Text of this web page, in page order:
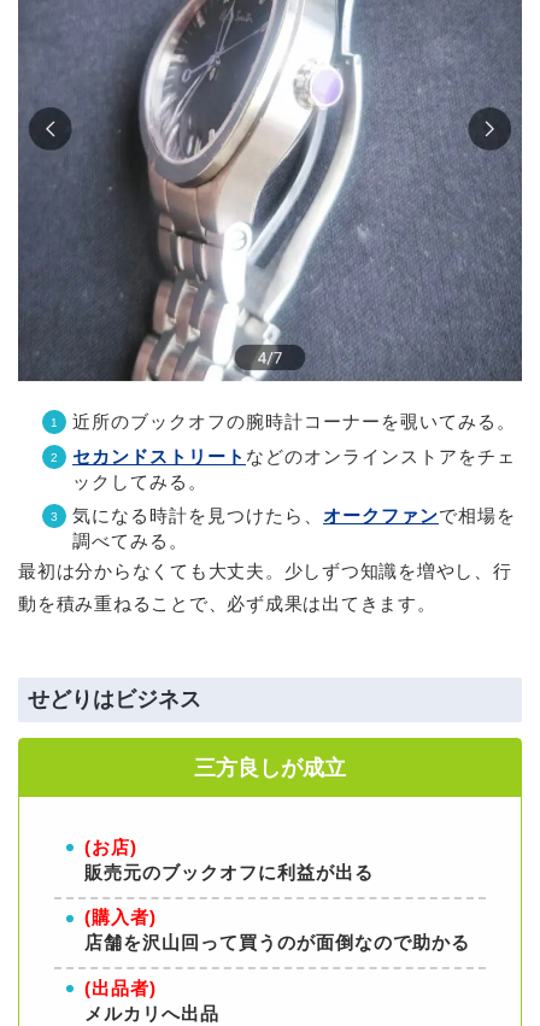
近所のブックオフの腕時計コーナーを覗いてみる。
セカンドストリート などのオンラインストアをチェ
ックしてみる。
気になる時計を見つけたら、 オークファンで相場を
調べてみる。
最初は分からなくても大丈夫。少しずつ知識を増やし、行
動を積み重ねることで、必ず成果は出てきます。
せどりはビジネス
三方良しが成立
(お店)
販売元のブックオフに利益が出る
(購入者)
店舗を沢山回って買うのが面倒なので助かる
(出品者)
メルカリへ出品